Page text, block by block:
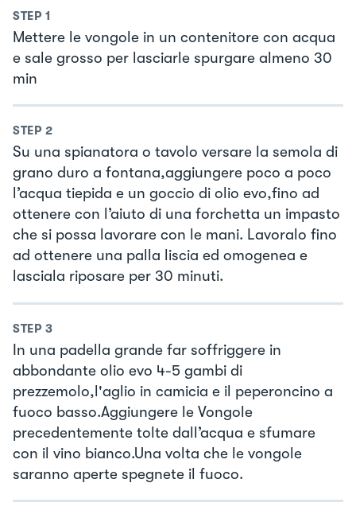
STEP 1
Mettere le vongole in un contenitore con acqua
e sale grosso per lasciarle spurgare almeno 30
min
STEP 2
Su una spianatora o tavolo versare la semola di
grano duro a fontana,aggiungere poco a poco
l’acqua tiepida e un goccio di olio evo,fino ad
ottenere con l’aiuto di una forchetta un impasto
che si possa lavorare con le mani. Lavoralo fino
ad ottenere una palla liscia ed omogenea e
lasciala riposare per 30 minuti.
STEP 3
In una padella grande far soffriggere in
abbondante olio evo 4-5 gambi di
prezzemolo,l'aglio in camicia e il peperoncino a
fuoco basso.Aggiungere le Vongole
precedentemente tolte dall’acqua e sfumare
con il vino bianco.Una volta che le vongole
saranno aperte spegnete il fuoco.